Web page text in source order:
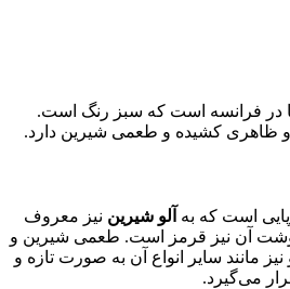
در فرانسه است که سبز رنگ است.
ظاهری کشیده و طعمی شیرین دارد.
است که به آلو شیرین نیز معروف
آن نیز قرمز است. طعمی شیرین و
مانند سایر انواع آن به صورت تازه و
می‌گیرد.